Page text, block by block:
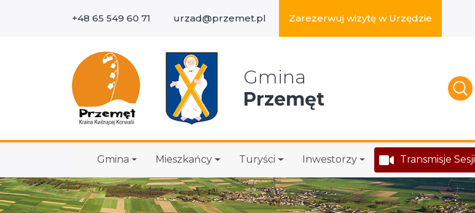
+48 65 549 60 71 urzad@przemet.pl Zarezerwuj wizytę w Urzędzie
Gmina
Przemęt
Gmina Mieszkańcy Turyści Inwestorzy Transmisje Sesji
Wyszukaj w serwisie